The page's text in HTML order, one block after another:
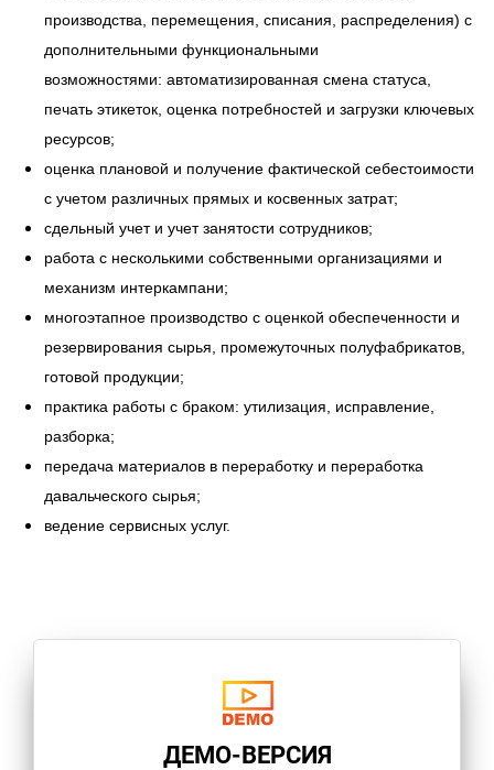
производства, перемещения, списания, распределения) с
дополнительными функциональными
возможностями: автоматизированная смена статуса,
печать этикеток, оценка потребностей и загрузки ключевых
ресурсов;
оценка плановой и получение фактической себестоимости
с учетом различных прямых и косвенных затрат;
сдельный учет и учет занятости сотрудников;
работа с несколькими собственными организациями и
механизм интеркампани;
многоэтапное производство с оценкой обеспеченности и
резервирования сырья, промежуточных полуфабрикатов,
готовой продукции;
практика работы с браком: утилизация, исправление,
разборка;
передача материалов в переработку и переработка
давальческого сырья;
ведение сервисных услуг.
ДЕМО-ВЕРСИЯ